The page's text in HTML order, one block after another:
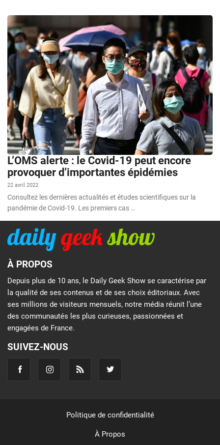
L’OMS alerte : le Covid-19 peut encore
provoquer d’importantes épidémies
22 avril 2022
Consultez les dernières actualités et études scientifiques sur la
pandémie de Covid-19. Les premiers cas …
À PROPOS
Depuis plus de 10 ans, le Daily Geek Show se caractérise par
la qualité de ses contenus et de ses choix éditoriaux. Avec
ses millions de visiteurs mensuels, notre média réunit l’une
des communautés les plus curieuses, passionnées et
engagées de France.
SUIVEZ-NOUS
Politique de confidentialité
À Propos